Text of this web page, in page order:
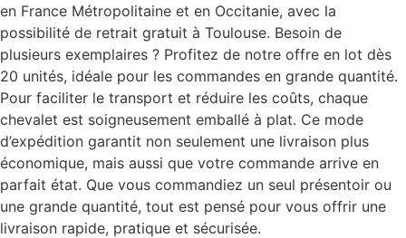
en France Métropolitaine et en Occitanie, avec la
possibilité de retrait gratuit à Toulouse. Besoin de
plusieurs exemplaires ? Profitez de notre offre en lot dès
20 unités, idéale pour les commandes en grande quantité.
Pour faciliter le transport et réduire les coûts, chaque
chevalet est soigneusement emballé à plat. Ce mode
d’expédition garantit non seulement une livraison plus
économique, mais aussi que votre commande arrive en
parfait état. Que vous commandiez un seul présentoir ou
une grande quantité, tout est pensé pour vous offrir une
livraison rapide, pratique et sécurisée.